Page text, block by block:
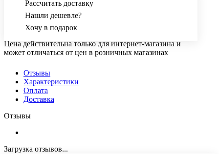
Рассчитать доставку
Нашли дешевле?
Хочу в подарок
Цена действительна только для интернет-магазина и
может отличаться от цен в розничных магазинах
Отзывы
Характеристики
Оплата
Доставка
Отзывы
Загрузка отзывов...